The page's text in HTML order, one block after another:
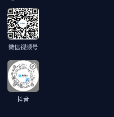
微信视频号
抖音